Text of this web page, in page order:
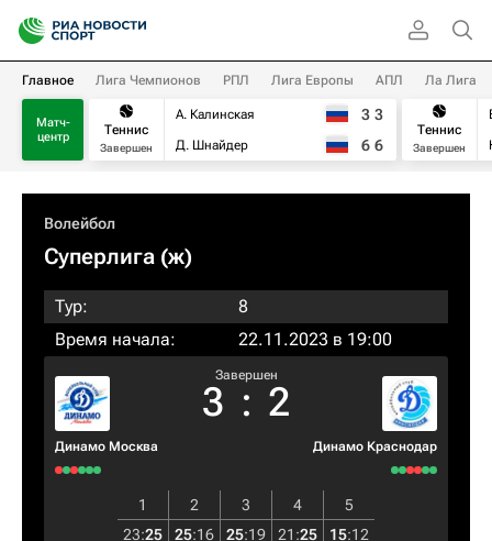
Главное Лига Чемпионов РПЛ Лига Европы АПЛ Ла Лига
Матч-
центр
Теннис
Завершен
А. Калинская
Д. Шнайдер
3 3
6 6
Теннис
Завершен
Волейбол
Суперлига (ж)
Тур:
8
Время начала:
22.11.2023 в 19:00
Динамо Москва
Завершен
3 : 2
Динамо Краснодар
1 2 3 4
5
23:25 25:16 25:19 21 :25 15:12